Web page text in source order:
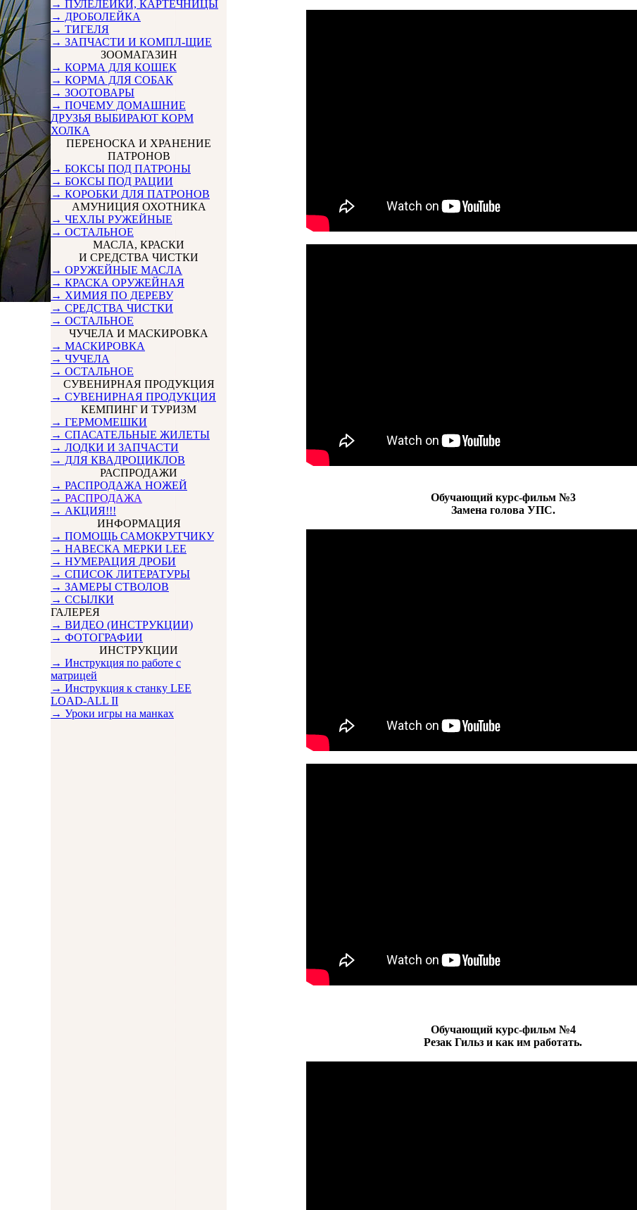
→ ПУЛЕЛЕЙКИ, КАРТЕЧНИЦЫ
→ ДРОБОЛЕЙКА
→ ТИГЕЛЯ
→ ЗАПЧАСТИ И КОМПЛ-ЩИЕ
ЗООМАГАЗИН
→ КОРМА ДЛЯ КОШЕК
→ КОРМА ДЛЯ СОБАК
→ ЗООТОВАРЫ
→ ПОЧЕМУ ДОМАШНИЕ
ДРУЗЬЯ ВЫБИРАЮТ КОРМ
ХОЛКА
ПЕРЕНОСКА И ХРАНЕНИЕ
ПАТРОНОВ
→ БОКСЫ ПОД ПАТРОНЫ
→ БОКСЫ ПОД РАЦИИ
→ КОРОБКИ ДЛЯ ПАТРОНОВ
АМУНИЦИЯ ОХОТНИКА
→ ЧЕХЛЫ РУЖЕЙНЫЕ
→ ОСТАЛЬНОЕ
МАСЛА, КРАСКИ
И СРЕДСТВА ЧИСТКИ
→ ОРУЖЕЙНЫЕ МАСЛА
→ КРАСКА ОРУЖЕЙНАЯ
→ ХИМИЯ ПО ДЕРЕВУ
→ СРЕДСТВА ЧИСТКИ
→ ОСТАЛЬНОЕ
ЧУЧЕЛА И МАСКИРОВКА
→ МАСКИРОВКА
→ ЧУЧЕЛА
→ ОСТАЛЬНОЕ
СУВЕНИРНАЯ ПРОДУКЦИЯ
→ СУВЕНИРНАЯ ПРОДУКЦИЯ
КЕМПИНГ И ТУРИЗМ
→ ГЕРМОМЕШКИ
→ СПАСАТЕЛЬНЫЕ ЖИЛЕТЫ
→ ЛОДКИ И ЗАПЧАСТИ
→ ДЛЯ КВАДРОЦИКЛОВ
РАСПРОДАЖИ
→ РАСПРОДАЖА НОЖЕЙ
→ РАСПРОДАЖА
→ АКЦИЯ!!!
ИНФОРМАЦИЯ
→ ПОМОЩЬ САМОКРУТЧИКУ
→ НАВЕСКА МЕРКИ LEE
→ НУМЕРАЦИЯ ДРОБИ
→ СПИСОК ЛИТЕРАТУРЫ
→ ЗАМЕРЫ СТВОЛОВ
→ ССЫЛКИ
ГАЛЕРЕЯ
→ ВИДЕО (ИНСТРУКЦИИ)
→ ФОТОГРАФИИ
ИНСТРУКЦИИ
→ Инструкция по работе с
матрицей
→ Инструкция к станку LEE
LOAD-ALL II
→ Уроки игры на манках
Обучающий курс-фильм №3
Замена голова УПС.
Обучающий курс-фильм №4
Резак Гильз и как им работать.